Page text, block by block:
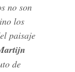
no son
los
paisaje
de